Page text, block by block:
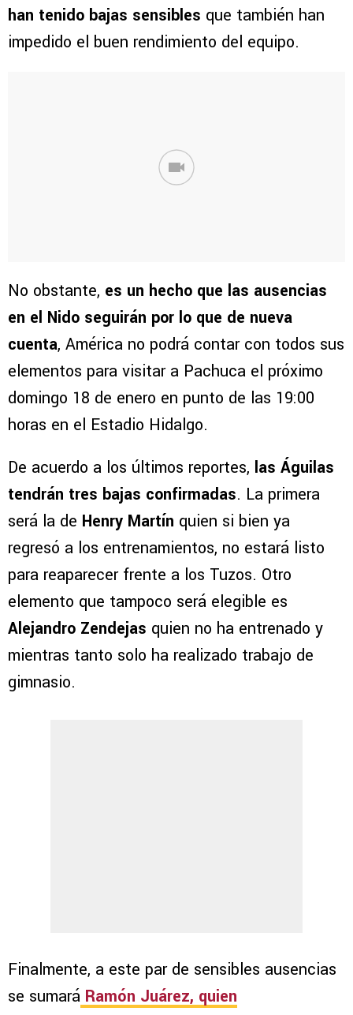
han tenido bajas sensibles que también han
impedido el buen rendimiento del equipo.
No obstante, es un hecho que las ausencias
en el Nido seguirán por lo que de nueva
cuenta, América no podrá contar con todos sus
elementos para visitar a Pachuca el próximo
domingo 18 de enero en punto de las 19:00
horas en el Estadio Hidalgo.
De acuerdo a los últimos reportes, las Águilas
tendrán tres bajas confirmadas. La primera
será la de Henry Martín quien si bien ya
regresó a los entrenamientos, no estará listo
para reaparecer frente a los Tuzos. Otro
elemento que tampoco será elegible es
Alejandro Zendejas quien no ha entrenado y
mientras tanto solo ha realizado trabajo de
gimnasio.
Finalmente, a este par de sensibles ausencias
se sumará Ramón Juárez, quien